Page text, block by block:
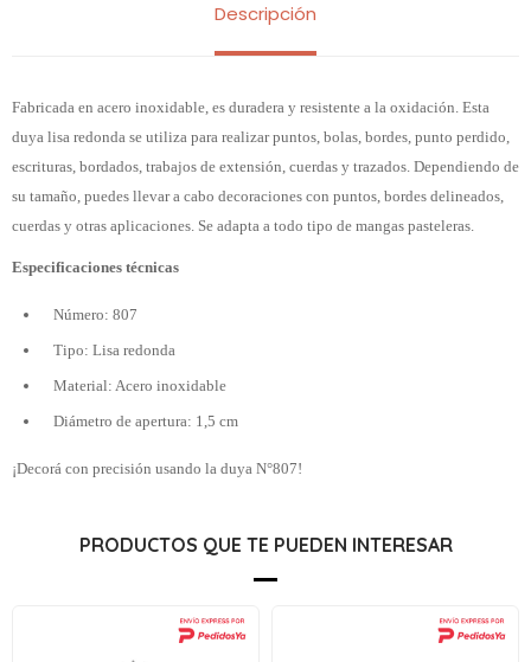
Descripción
Fabricada en acero inoxidable, es duradera y resistente a la oxidación. Esta
duya lisa redonda se utiliza para realizar puntos, bolas, bordes, punto perdido,
escrituras, bordados, trabajos de extensión, cuerdas y trazados. Dependiendo de
su tamaño, puedes llevar a cabo decoraciones con puntos, bordes delineados,
cuerdas y otras aplicaciones. Se adapta a todo tipo de mangas pasteleras.
Especificaciones técnicas
Número: 807
Tipo: Lisa redonda
Material: Acero inoxidable
Diámetro de apertura: 1,5 cm
¡Decorá con precisión usando la duya N°807!
PRODUCTOS QUE TE PUEDEN INTERESAR